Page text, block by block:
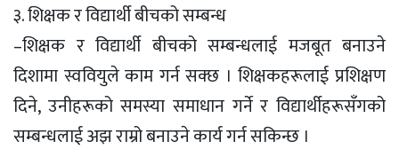
३. शिक्षक र विद्यार्थी बीचको सम्बन्ध
–शिक्षक र विद्यार्थी बीचको सम्बन्धलाई मजबूत बनाउने
दिशामा स्ववियुले काम गर्न सक्छ । शिक्षकहरूलाई प्रशिक्षण
दिने, उनीहरूको समस्या समाधान गर्ने र विद्यार्थीहरूसँगको
सम्बन्धलाई अझ राम्रो बनाउने कार्य गर्न सकिन्छ ।